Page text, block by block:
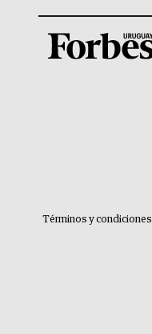
Términos y condiciones